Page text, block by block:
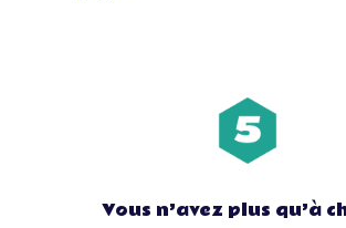
Vous n’avez plus qu’à